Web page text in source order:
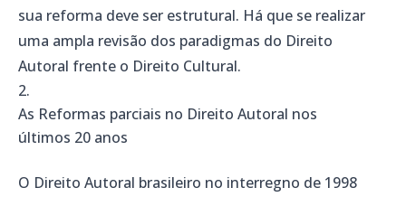
sua reforma deve ser estrutural. Há que se realizar
uma ampla revisão dos paradigmas do Direito
Autoral frente o Direito Cultural.
As Reformas parciais no Direito Autoral nos
últimos 20 anos
O Direito Autoral brasileiro no interregno de 1998